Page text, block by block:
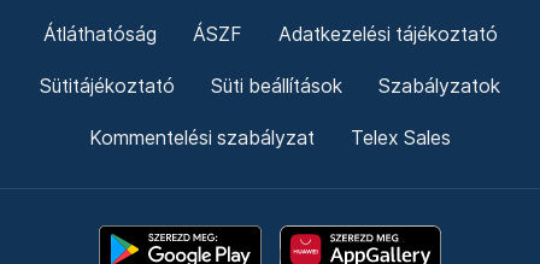
Átláthatóság ÁSZF Adatkezelési tájékoztató
Sütitájékoztató Süti beállítások Szabályzatok
Kommentelési szabályzat Telex Sales